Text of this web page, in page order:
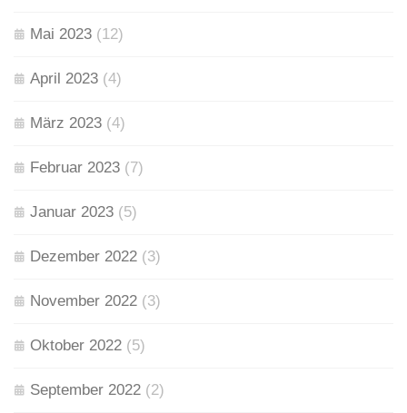
Mai 2023 (12)
April 2023 (4)
März 2023 (4)
Februar 2023 (7)
Januar 2023 (5)
Dezember 2022 (3)
November 2022 (3)
Oktober 2022 (5)
September 2022 (2)